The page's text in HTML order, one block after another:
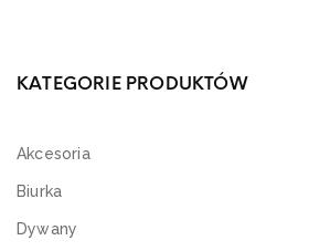
KATEGORIE PRODUKTÓW
Akcesoria
Biurka
Dywany